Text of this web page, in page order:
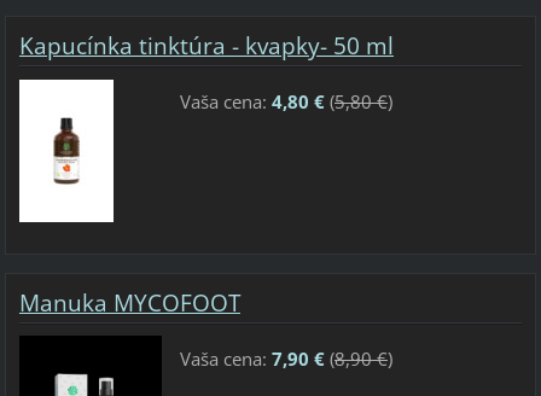
Kapucínka tinktúra - kvapky- 50 ml
Vaša cena: 4,80 €(5,80 €)
Manuka MYCOFOOT
Vaša cena: 7,90 €(8,90 €)